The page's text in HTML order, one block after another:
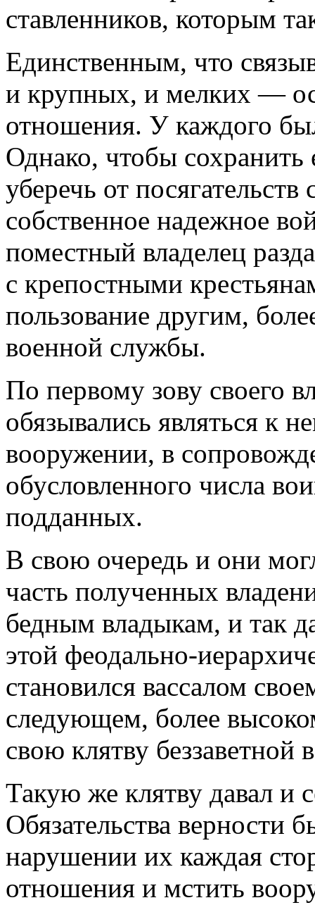
ставленников, которым
Единственным, что
и крупных, и мелких —
отношения. У каждого
Однако, чтобы сохранить
уберечь от
собственное надежное
поместный владелец
с крепостными
пользование другим,
военной службы.
По первому зову своего
обязывались являться к
вооружении, в
обусловленного числа
подданных.
В свою очередь и они
часть полученных
бедным владыкам, и так
этой феодально-
становился вассалом
следующем, более
свою клятву беззаветной
Такую же клятву давал и
Обязательства верности
нарушении их каждая
отношения и мстить